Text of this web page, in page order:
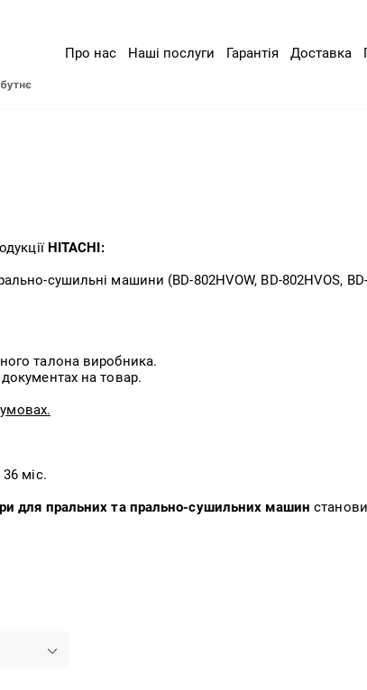
Про нас Наші послуги Гарантія Доставка
HITACHI:
сушильні машини (BD-802HVOW, BD-802HVOS, BD-
талона виробника.
на товар.
міс.
для пральних та прально-сушильних машин